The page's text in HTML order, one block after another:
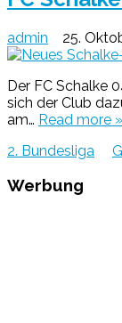
admin 25.
Der FC Schalke
sich der Club
am… Read more »
2. Bundesliga
Werbung